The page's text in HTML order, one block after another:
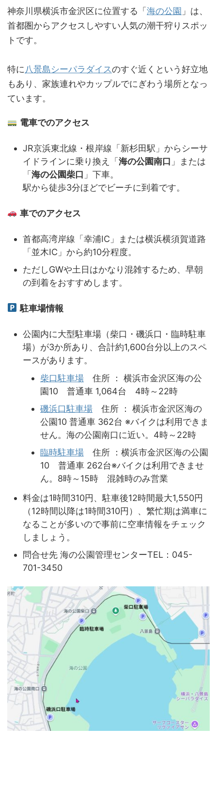
神奈川県横浜市金沢区に位置する「海の公園 」は、
首都圏からアクセスしやすい人気の潮干狩りスポッ
トです。
特に 八景島シーパラダイスのすぐ近くという好立地
もあり、家族連れやカップルでにぎわう場所となっ
ています。
電車でのアクセス
JR京浜東北線・根岸線「新杉田駅」からシーサ
イドラインに乗り換え「 海の公園南口 」または
「 海の公園柴口 」下車。
駅から徒歩3分ほどでビーチに到着です。
車でのアクセス
首都高湾岸線「幸浦IC」または横浜横須賀道路
「並木IC」から約10分程度。
ただしGWや土日はかなり混雑するため、早朝
の到着をおすすめします。
駐車場情報
公園内に大型駐車場（柴口・磯浜口・臨時駐車
場）が3か所あり、合計約1,600台分以上のスペ
ースがあります。
柴口駐車場 住所 ： 横浜市金沢区海の公
園10 普通車 1,064台 4時～22時
磯浜口駐車場 住所 ： 横浜市金沢区海の
公園10 普通車 362台 ※バイクは利用できま
せん。海の公園南口に近い。4時～22時
臨時駐車場 住所 ：横浜市金沢区海の公園
10 普通車 262台※バイクは利用できませ
ん。8時～15時 混雑時のみ営業
料金は1時間310円、駐車後12時間最大1,550円
（12時間以降は1時間310円）、繁忙期は満車に
なることが多いので事前に空車情報をチェック
しましょう。
問合せ先 海の公園管理センターTEL：045-
701-3450